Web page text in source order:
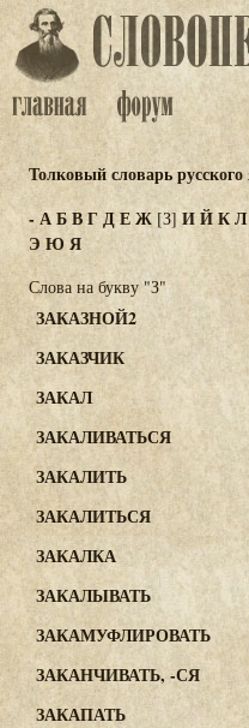
Толковый словарь
-АБВГДЕЖ [З]ИЙКЛ
Э Ю Я
Слова на букву "З"
ЗАКАЗНОЙ2
ЗАКАЗЧИК
ЗАКАЛ
ЗАКАЛИВАТЬСЯ
ЗАКАЛИТЬ
ЗАКАЛИТЬСЯ
ЗАКАЛКА
ЗАКАЛЫВАТЬ
ЗАКАМУФЛИРОВАТЬ
ЗАКАНЧИВАТЬ, -СЯ
ЗАКАПАТЬ